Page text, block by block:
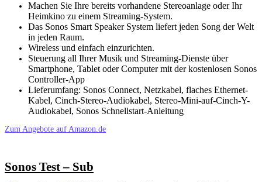
Machen Sie Ihre bereits vorhandene Stereoanlage oder Ihr
Heimkino zu einem Streaming-System.
Das Sonos Smart Speaker System liefert jeden Song der Welt
in jeden Raum.
Wireless und einfach einzurichten.
Steuerung all Ihrer Musik und Streaming-Dienste über
Smartphone, Tablet oder Computer mit der kostenlosen Sonos
Controller-App
Lieferumfang: Sonos Connect, Netzkabel, flaches Ethernet-
Kabel, Cinch-Stereo-Audiokabel, Stereo-Mini-auf-Cinch-Y-
Audiokabel, Sonos Schnellstart-Anleitung
Zum Angebote auf Amazon.de
Sonos Test – Sub